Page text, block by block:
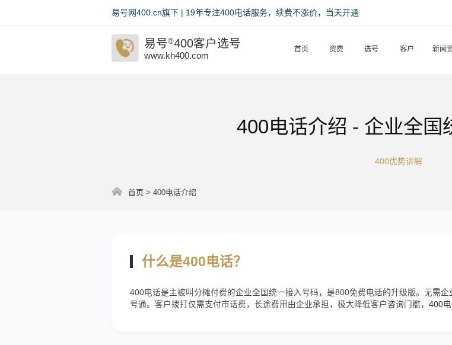
易号网400.cn旗下 | 19年专注400电话服务，续费不涨价，当天开通
易号®400客户选号
www.kh400.com
首页 资费 选号 客户 新闻
400电话介绍 - 企业全国
400优势讲解
首页 > 400电话介绍
什么是400电话？
400电话是主被叫分摊付费的企业全国统一接入号码，是800免费电话的升级版。无需
号通。客户拨打仅需支付市话费，长途费用由企业承担，极大降低客户咨询门槛， 400